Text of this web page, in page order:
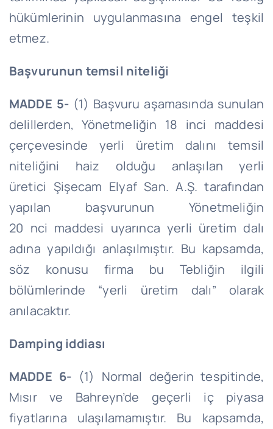
hükümlerinin uygulanmasına engel teşkil
etmez.
Başvurunun temsil niteliği
MADDE 5- (1) Başvuru aşamasında sunulan
delillerden, Yönetmeliğin 18 inci maddesi
çerçevesinde yerli üretim dalını temsil
niteliğini haiz olduğu anlaşılan yerli
üretici Şişecam Elyaf San. A.Ş. tarafından
yapılan başvurunun Yönetmeliğin
20 nci maddesi uyarınca yerli üretim dalı
adına yapıldığı anlaşılmıştır. Bu kapsamda,
söz konusu firma bu Tebliğin ilgili
bölümlerinde “yerli üretim dalı” olarak
anılacaktır.
Damping iddiası
MADDE 6- (1) Normal değerin tespitinde,
Mısır ve Bahreyn’de geçerli iç piyasa
fiyatlarına ulaşılamamıştır. Bu kapsamda,